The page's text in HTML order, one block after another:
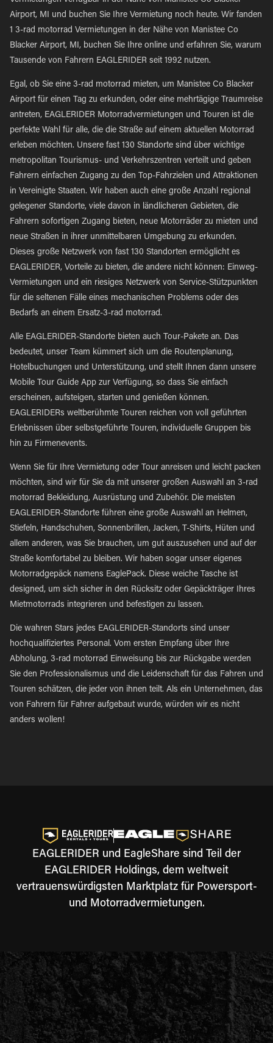
Airport, MI und buchen Sie Ihre Vermietung noch heute. Wir fanden
1 3-rad motorrad Vermietungen in der Nähe von Manistee Co
Blacker Airport, MI, buchen Sie Ihre online und erfahren Sie, warum
Tausende von Fahrern EAGLERIDER seit 1992 nutzen.
Egal, ob Sie eine 3-rad motorrad mieten, um Manistee Co Blacker
Airport für einen Tag zu erkunden, oder eine mehrtägige Traumreise
antreten, EAGLERIDER Motorradvermietungen und Touren ist die
perfekte Wahl für alle, die die Straße auf einem aktuellen Motorrad
erleben möchten. Unsere fast 130 Standorte sind über wichtige
metropolitan Tourismus- und Verkehrszentren verteilt und geben
Fahrern einfachen Zugang zu den Top-Fahrzielen und Attraktionen
in Vereinigte Staaten. Wir haben auch eine große Anzahl regional
gelegener Standorte, viele davon in ländlicheren Gebieten, die
Fahrern sofortigen Zugang bieten, neue Motorräder zu mieten und
neue Straßen in ihrer unmittelbaren Umgebung zu erkunden.
Dieses große Netzwerk von fast 130 Standorten ermöglicht es
EAGLERIDER, Vorteile zu bieten, die andere nicht können: Einweg-
Vermietungen und ein riesiges Netzwerk von Service-Stützpunkten
für die seltenen Fälle eines mechanischen Problems oder des
Bedarfs an einem Ersatz-3-rad motorrad.
Alle EAGLERIDER-Standorte bieten auch Tour-Pakete an. Das
bedeutet, unser Team kümmert sich um die Routenplanung,
Hotelbuchungen und Unterstützung, und stellt Ihnen dann unsere
Mobile Tour Guide App zur Verfügung, so dass Sie einfach
erscheinen, aufsteigen, starten und genießen können.
EAGLERIDERs weltberühmte Touren reichen von voll geführten
Erlebnissen über selbstgeführte Touren, individuelle Gruppen bis
hin zu Firmenevents.
Wenn Sie für Ihre Vermietung oder Tour anreisen und leicht packen
möchten, sind wir für Sie da mit unserer großen Auswahl an 3-rad
motorrad Bekleidung, Ausrüstung und Zubehör. Die meisten
EAGLERIDER-Standorte führen eine große Auswahl an Helmen,
Stiefeln, Handschuhen, Sonnenbrillen, Jacken, T-Shirts, Hüten und
allem anderen, was Sie brauchen, um gut auszusehen und auf der
Straße komfortabel zu bleiben. Wir haben sogar unser eigenes
Motorradgepäck namens EaglePack. Diese weiche Tasche ist
designed, um sich sicher in den Rücksitz oder Gepäckträger Ihres
Mietmotorrads integrieren und befestigen zu lassen.
Die wahren Stars jedes EAGLERIDER-Standorts sind unser
hochqualifiziertes Personal. Vom ersten Empfang über Ihre
Abholung, 3-rad motorrad Einweisung bis zur Rückgabe werden
Sie den Professionalismus und die Leidenschaft für das Fahren und
Touren schätzen, die jeder von ihnen teilt. Als ein Unternehmen, das
von Fahrern für Fahrer aufgebaut wurde, würden wir es nicht
anders wollen!
EAGLERIDER und EagleShare sind Teil der
EAGLERIDER Holdings, dem weltweit
vertrauenswürdigsten Marktplatz für Powersport-
und Motorradvermietungen.